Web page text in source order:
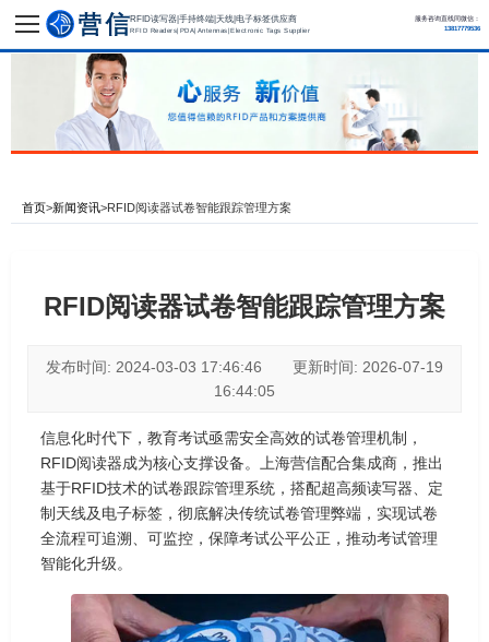
RFID读写器|手持终端|天线|电子标签供应商
RFID Readers|PDA|Antennas|Electronic Tags Supplier
服务咨询直线同微信：
13817779536
首页>新闻资讯>RFID阅读器试卷智能跟踪管理方案
RFID阅读器试卷智能跟踪管理方案
发布时间: 2024-03-03 17:46:46 更新时间: 2026-07-19
16:44:05
信息化时代下，教育考试亟需安全高效的试卷管理机制，
RFID阅读器成为核心支撑设备。上海营信配合集成商，推出
基于RFID技术的试卷跟踪管理系统，搭配超高频读写器、定
制天线及电子标签，彻底解决传统试卷管理弊端，实现试卷
全流程可追溯、可监控，保障考试公平公正，推动考试管理
智能化升级。